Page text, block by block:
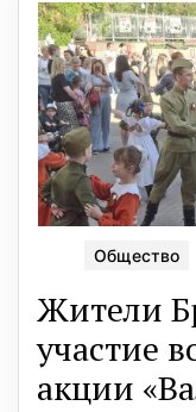
Общество
Жители
участие
акции